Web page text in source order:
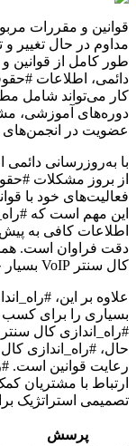
مداوم در حال تغییر و
طور کامل از قوانین
دائمی، اطلاعات
کار می‌تواند شامل
دوره‌های آموزشی،
عضویت در
با به‌روزرسانی
از بروز مشکلات
فعالیت‌های خود با
دقت فراوان است.
کال سنتر VoIP بسیار حیاتی است.
بسیاری را برای کسب
تصمیمی
پرسش